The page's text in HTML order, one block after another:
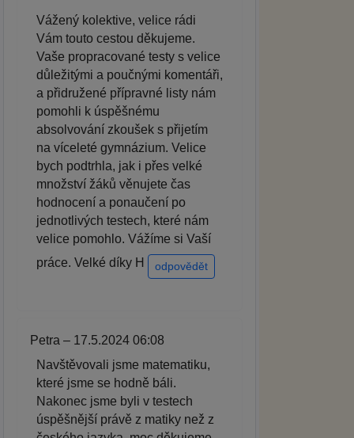
Vážený kolektive, velice rádi
Vám touto cestou děkujeme.
Vaše propracované testy s velice
důležitými a poučnými komentáři,
a přidružené přípravné listy nám
pomohli k úspěšnému
absolvování zkoušek s přijetím
na víceleté gymnázium. Velice
bych podtrhla, jak i přes velké
množství žáků věnujete čas
hodnocení a ponaučení po
jednotlivých testech, které nám
velice pomohlo. Vážíme si Vaší
práce. Velké díky H
odpovědět
Petra – 17.5.2024 06:08
Navštěvovali jsme matematiku,
které jsme se hodně báli.
Nakonec jsme byli v testech
úspěšnější právě z matiky než z